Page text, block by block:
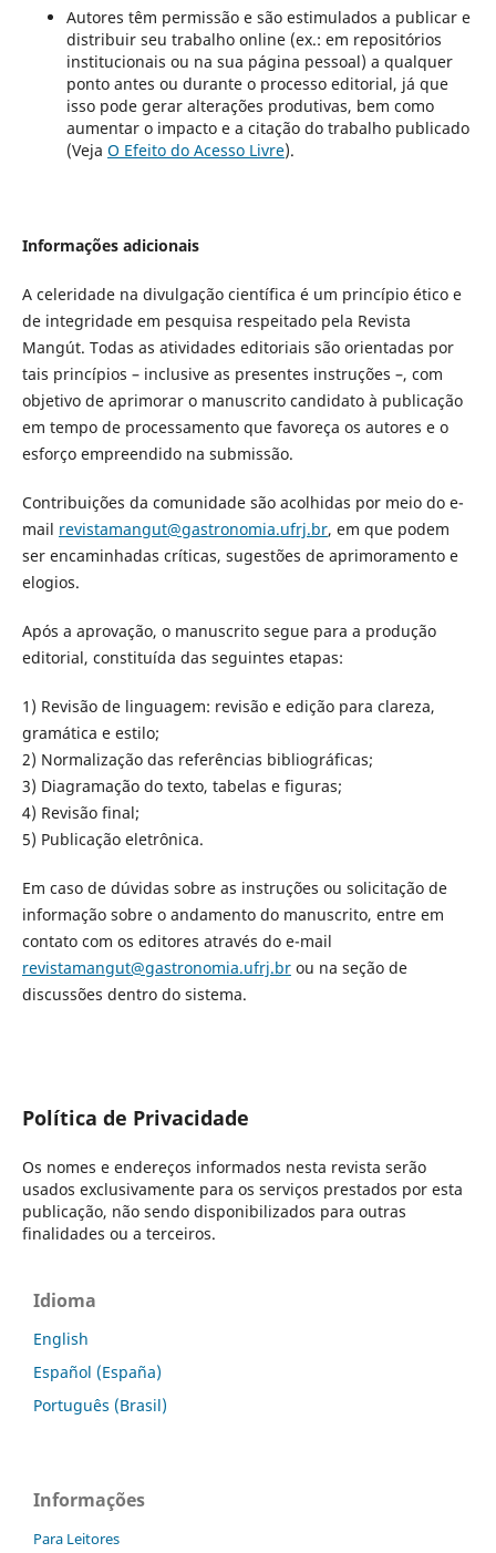
Autores têm permissão e são estimulados a publicar e
distribuir seu trabalho online (ex.: em repositórios
institucionais ou na sua página pessoal) a qualquer
ponto antes ou durante o processo editorial, já que
isso pode gerar alterações produtivas, bem como
aumentar o impacto e a citação do trabalho publicado
(Veja O Efeito do Acesso Livre).
Informações adicionais
A celeridade na divulgação científica é um princípio ético e
de integridade em pesquisa respeitado pela Revista
Mangút. Todas as atividades editoriais são orientadas por
tais princípios – inclusive as presentes instruções –, com
objetivo de aprimorar o manuscrito candidato à publicação
em tempo de processamento que favoreça os autores e o
esforço empreendido na submissão.
Contribuições da comunidade são acolhidas por meio do e-
mail revistamangut@gastronomia.ufrj.br, em que podem
ser encaminhadas críticas, sugestões de aprimoramento e
elogios.
Após a aprovação, o manuscrito segue para a produção
editorial, constituída das seguintes etapas:
1) Revisão de linguagem: revisão e edição para clareza,
gramática e estilo;
2) Normalização das referências bibliográficas;
3) Diagramação do texto, tabelas e figuras;
4) Revisão final;
5) Publicação eletrônica.
Em caso de dúvidas sobre as instruções ou solicitação de
informação sobre o andamento do manuscrito, entre em
contato com os editores através do e-mail
revistamangut@gastronomia.ufrj.brou na seção de
discussões dentro do sistema.
Política de Privacidade
Os nomes e endereços informados nesta revista serão
usados exclusivamente para os serviços prestados por esta
publicação, não sendo disponibilizados para outras
finalidades ou a terceiros.
Idioma
English
Español (España)
Português (Brasil)
Informações
Para Leitores